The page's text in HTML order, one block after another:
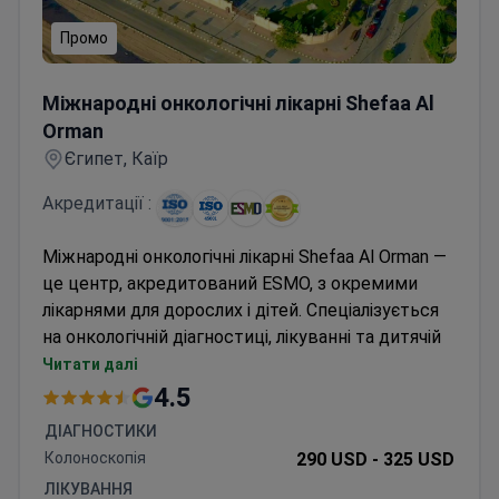
Промо
Міжнародні онкологічні лікарні Shefaa Al
Orman
Єгипет, Каїр
Акредитації :
Міжнародні онкологічні лікарні Shefaa Al Orman —
це центр, акредитований ESMO, з окремими
лікарнями для дорослих і дітей. Спеціалізується
на онкологічній діагностиці, лікуванні та дитячій
онкології. Щорічно лікує близько 6 000 пацієнтів.
Доступні трансплантація кісткового мозку,
Високоточна брахітерапія при раку
Читати далі
4.5
ДІАГНОСТИКИ
Колоноскопія
290 USD - 325 USD
ЛІКУВАННЯ